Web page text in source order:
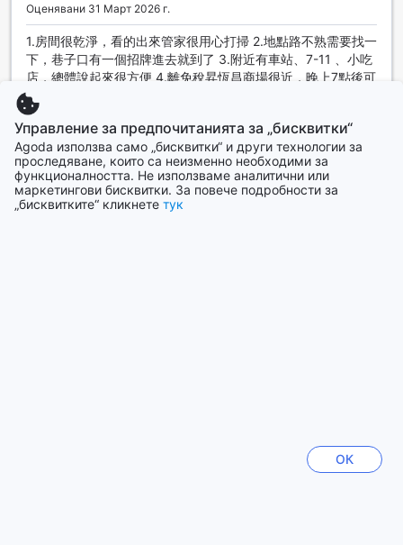
Оценявани 31 Март 2026 г.
1.房間很乾淨，看的出來管家很用心打掃 2.地點路不熟需要找一
下，巷子口有一個招牌進去就到了 3.附近有車站、7-11 、小吃
店，總體說起來很方便 4.離免稅昇恆昌商場很近，晚上7點後可
以去閑晃 5.民宿進門地板浮起，這個就必須請民宿管家盡快修
繕。
Превод на отзива
PIN-RUEI|Тайван | Група
Управление за предпочитанията за „бисквитки“
Agoda използва само „бисквитки“ и други технологии за
проследяване, които са неизменно необходими за
функционалността. Не използваме аналитични или
маркетингови бисквитки. За повече подробности за
„бисквитките“ кликнете тук
ОК